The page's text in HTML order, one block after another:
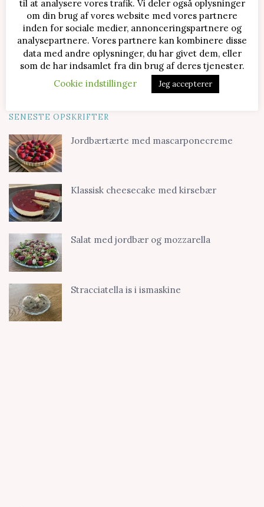
SENESTE OPSKRIFTER
Jordbærtærte med mascarponecreme
Klassisk cheesecake med kirsebær
Salat med jordbær og mozzarella
Stracciatella is i ismaskine
til at analysere vores trafik. Vi deler også oplysninger
om din brug af vores website med vores partnere
inden for sociale medier, annonceringspartnere og
analysepartnere. Vores partnere kan kombinere disse
data med andre oplysninger, du har givet dem, eller
som de har indsamlet fra din brug af deres tjenester.
Cookie indstillinger
Jeg accepterer